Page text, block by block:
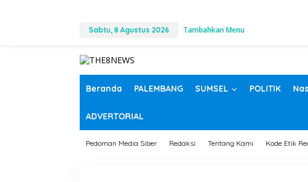
Sabtu, 8 Agustus 2026 Tambahkan Menu
Beranda PALEMBANG SUMSEL POLITIK
ADVERTORIAL
Pedoman Media Siber Redaksi Tentang Kami Kode Etik